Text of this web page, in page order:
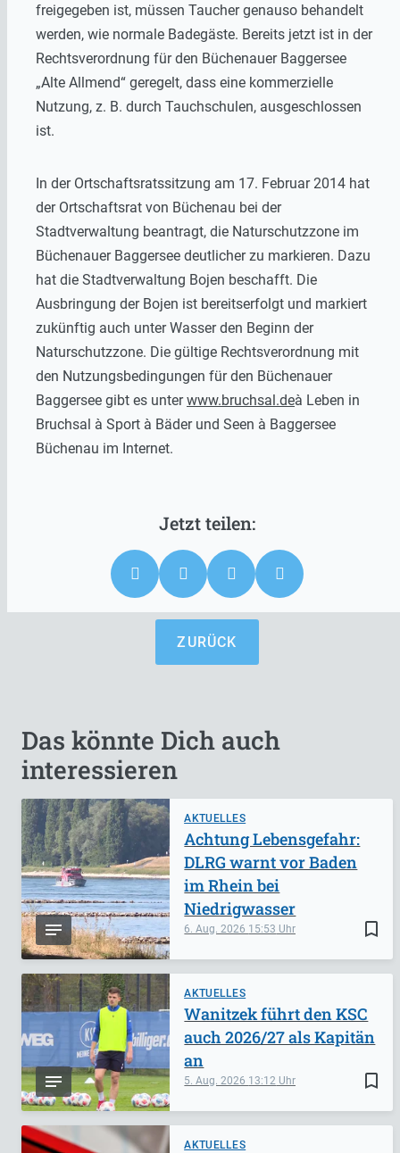
freigegeben ist, müssen Taucher genauso behandelt
werden, wie normale Badegäste. Bereits jetzt ist in der
Rechtsverordnung für den Büchenauer Baggersee
„Alte Allmend“ geregelt, dass eine kommerzielle
Nutzung, z. B. durch Tauchschulen, ausgeschlossen
ist.
In der Ortschaftsratssitzung am 17. Februar 2014 hat
der Ortschaftsrat von Büchenau bei der
Stadtverwaltung beantragt, die Naturschutzzone im
Büchenauer Baggersee deutlicher zu markieren. Dazu
hat die Stadtverwaltung Bojen beschafft. Die
Ausbringung der Bojen ist bereitserfolgt und markiert
zukünftig auch unter Wasser den Beginn der
Naturschutzzone. Die gültige Rechtsverordnung mit
den Nutzungsbedingungen für den Büchenauer
Baggersee gibt es unterwww.bruchsal.deà Leben in
Bruchsal à Sport à Bäder und Seen à Baggersee
Büchenau im Internet.
ZURÜCK
Das könnte Dich auch
interessieren
AKTUELLES
bookmark_border
6. Aug. 2026 15:53
Achtung Lebensgefahr:
DLRG warnt vor Baden
im Rhein bei
Niedrigwasser
AKTUELLES
bookmark_border
5. Aug. 2026 13:12
Wanitzek führt den KSC
auch 2026/27 als Kapitän
an
AKTUELLES